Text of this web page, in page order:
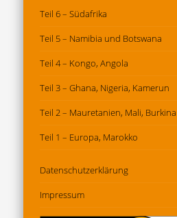
Teil 6 – Südafrika
Teil 5 – Namibia und Botswana
Teil 4 – Kongo, Angola
Teil 3 – Ghana, Nigeria, Kamerun
Teil 2 – Mauretanien, Mali,
Teil 1 – Europa, Marokko
Datenschutz­erklärung
Impressum